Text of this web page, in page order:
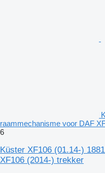
raammechanisme voor DAF
6
Küster XF106 (01.14-)
XF106 (2014-) trekker